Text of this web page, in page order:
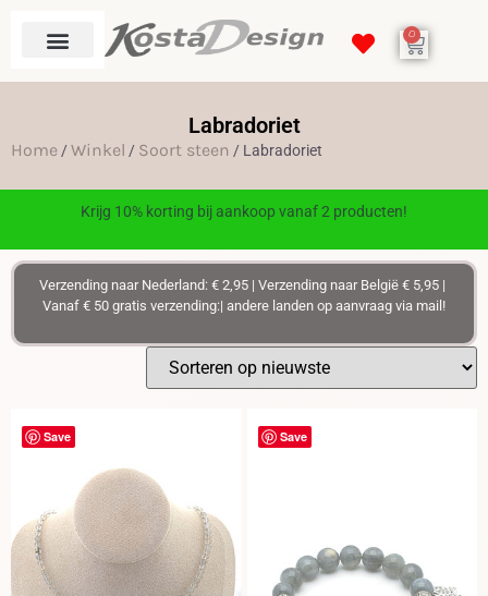
0
Labradoriet
Home /Winkel / Soort steen / Labradoriet
Krijg 10% korting bij aankoop vanaf 2 producten!
Verzending naar Nederland: € 2,95 | Verzending naar België € 5,95 |
Vanaf € 50 gratis verzending:| andere landen op aanvraag via mail!
Save Save